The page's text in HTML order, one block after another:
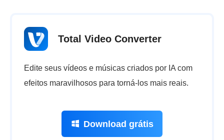
Total Video Converter
Edite seus vídeos e músicas criados por IA com
efeitos maravilhosos para torná-los mais reais.
Download grátis